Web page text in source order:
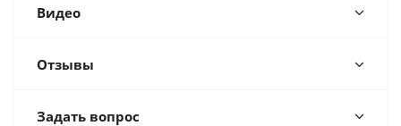
Видео
Отзывы
Задать вопрос